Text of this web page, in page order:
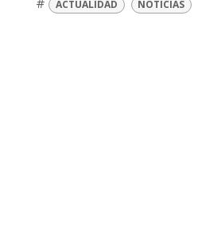
ACTUALIDAD NOTICIAS
© 2026 Suyapa Medios. Todos los